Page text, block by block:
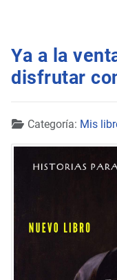
Ya a la
disfrutar
Detalles
Categoría: Mis